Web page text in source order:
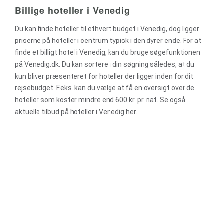
Billige hoteller i Venedig
Du kan finde hoteller til ethvert budget i Venedig, dog ligger
priserne på hoteller i centrum typisk i den dyrer ende. For at
finde et billigt hotel i Venedig, kan du bruge søgefunktionen
på Venedig.dk. Du kan sortere i din søgning således, at du
kun bliver præsenteret for hoteller der ligger inden for dit
rejsebudget. F.eks. kan du vælge at få en oversigt over de
hoteller som koster mindre end 600 kr. pr. nat. Se også
aktuelle tilbud på hoteller i Venedig her.